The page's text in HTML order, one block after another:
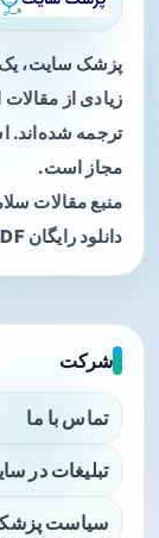
پزشک سایت،
زیادی از
ترجمه شده‌اند.
مجاز است.
منبع مقالات
دانلود رایگان PDF کتاب‌های پزشکی.
شرکت
تماس با ما
تبلیغات در
سیاست